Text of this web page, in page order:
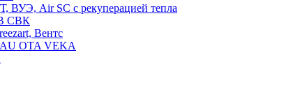
ВУЭ, Air SC с рекуперацией тепла
СВК
Вентс
OTA VEKA